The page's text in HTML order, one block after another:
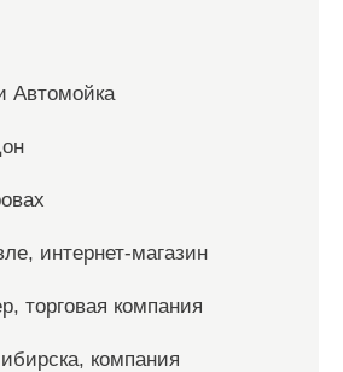
Автомойка
интернет-магазин
торговая компания
компания